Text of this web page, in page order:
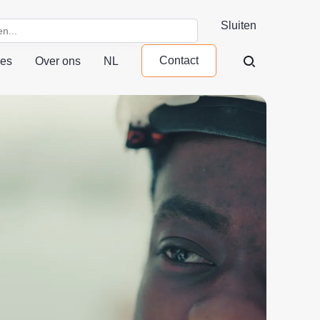
Sluiten
Over ons NL Contact